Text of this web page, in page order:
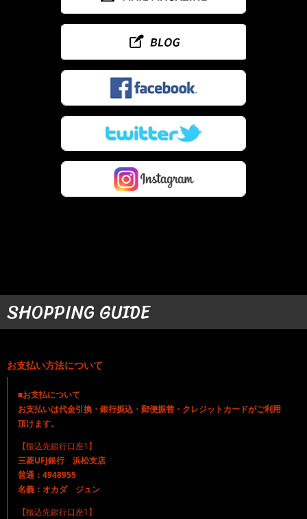
SHOPPING GUIDE
お支払い方法について
■お支払について
お支払いは代金引換・銀行振込・郵便振替・クレジットカードがご利用
頂けます。
【振込先銀行口座1】
三菱UFJ銀行 浜松支店
普通：4948955
名義：オカダ ジュン
【振込先銀行口座1】